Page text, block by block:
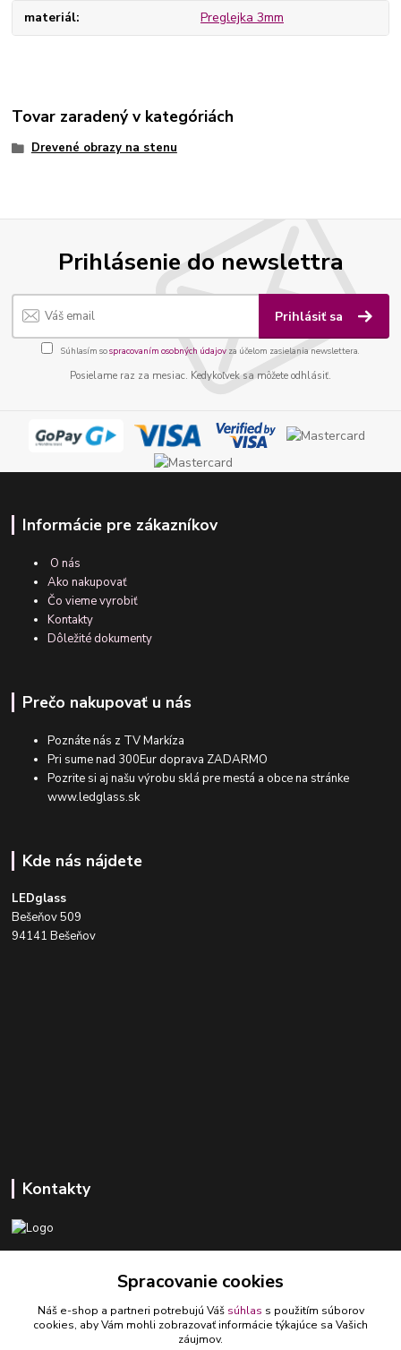
materiál Preglejka 3mm
Tovar zaradený v kategóriách
Drevené obrazy na stenu
Prihlásenie do newslettra
Prihlásiť sa
Súhlasím sospracovaním osobných údajov za účelom zasielania newslettera.
Posielame raz za mesiac. Kedykoľvek sa môžete odhlásiť.
Informácie pre zákazníkov
O nás
Ako nakupovať
Čo vieme vyrobiť
Kontakty
Dôležité dokumenty
Prečo nakupovať u nás
Poznáte nás z TV Markíza
Pri sume nad 300Eur doprava ZADARMO
Pozrite si aj našu výrobu sklá pre mestá a obce na stránke
www.ledglass.sk
Kde nás nájdete
LEDglass
Bešeňov 509
94141 Bešeňov
Kontakty
ledlumar@ledlumar.sk
Spracovanie cookies
Náš e-shop a partneri potrebujú Váš súhlas s použitím súborov
cookies, aby Vám mohli zobrazovať informácie týkajúce sa Vašich
záujmov.